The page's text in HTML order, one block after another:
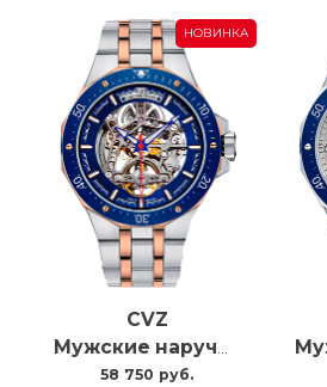
НОВИНКА
CVZ
Мужские наручные часы с автоподзаводом Carl Von Zeyten Cvz0094blrm, 46MM
58 750 руб.